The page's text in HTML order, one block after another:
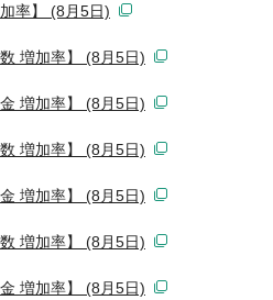
率】 (8月5日)
増加率】 (8月5日)
増加率】 (8月5日)
増加率】 (8月5日)
増加率】 (8月5日)
増加率】 (8月5日)
増加率】 (8月5日)